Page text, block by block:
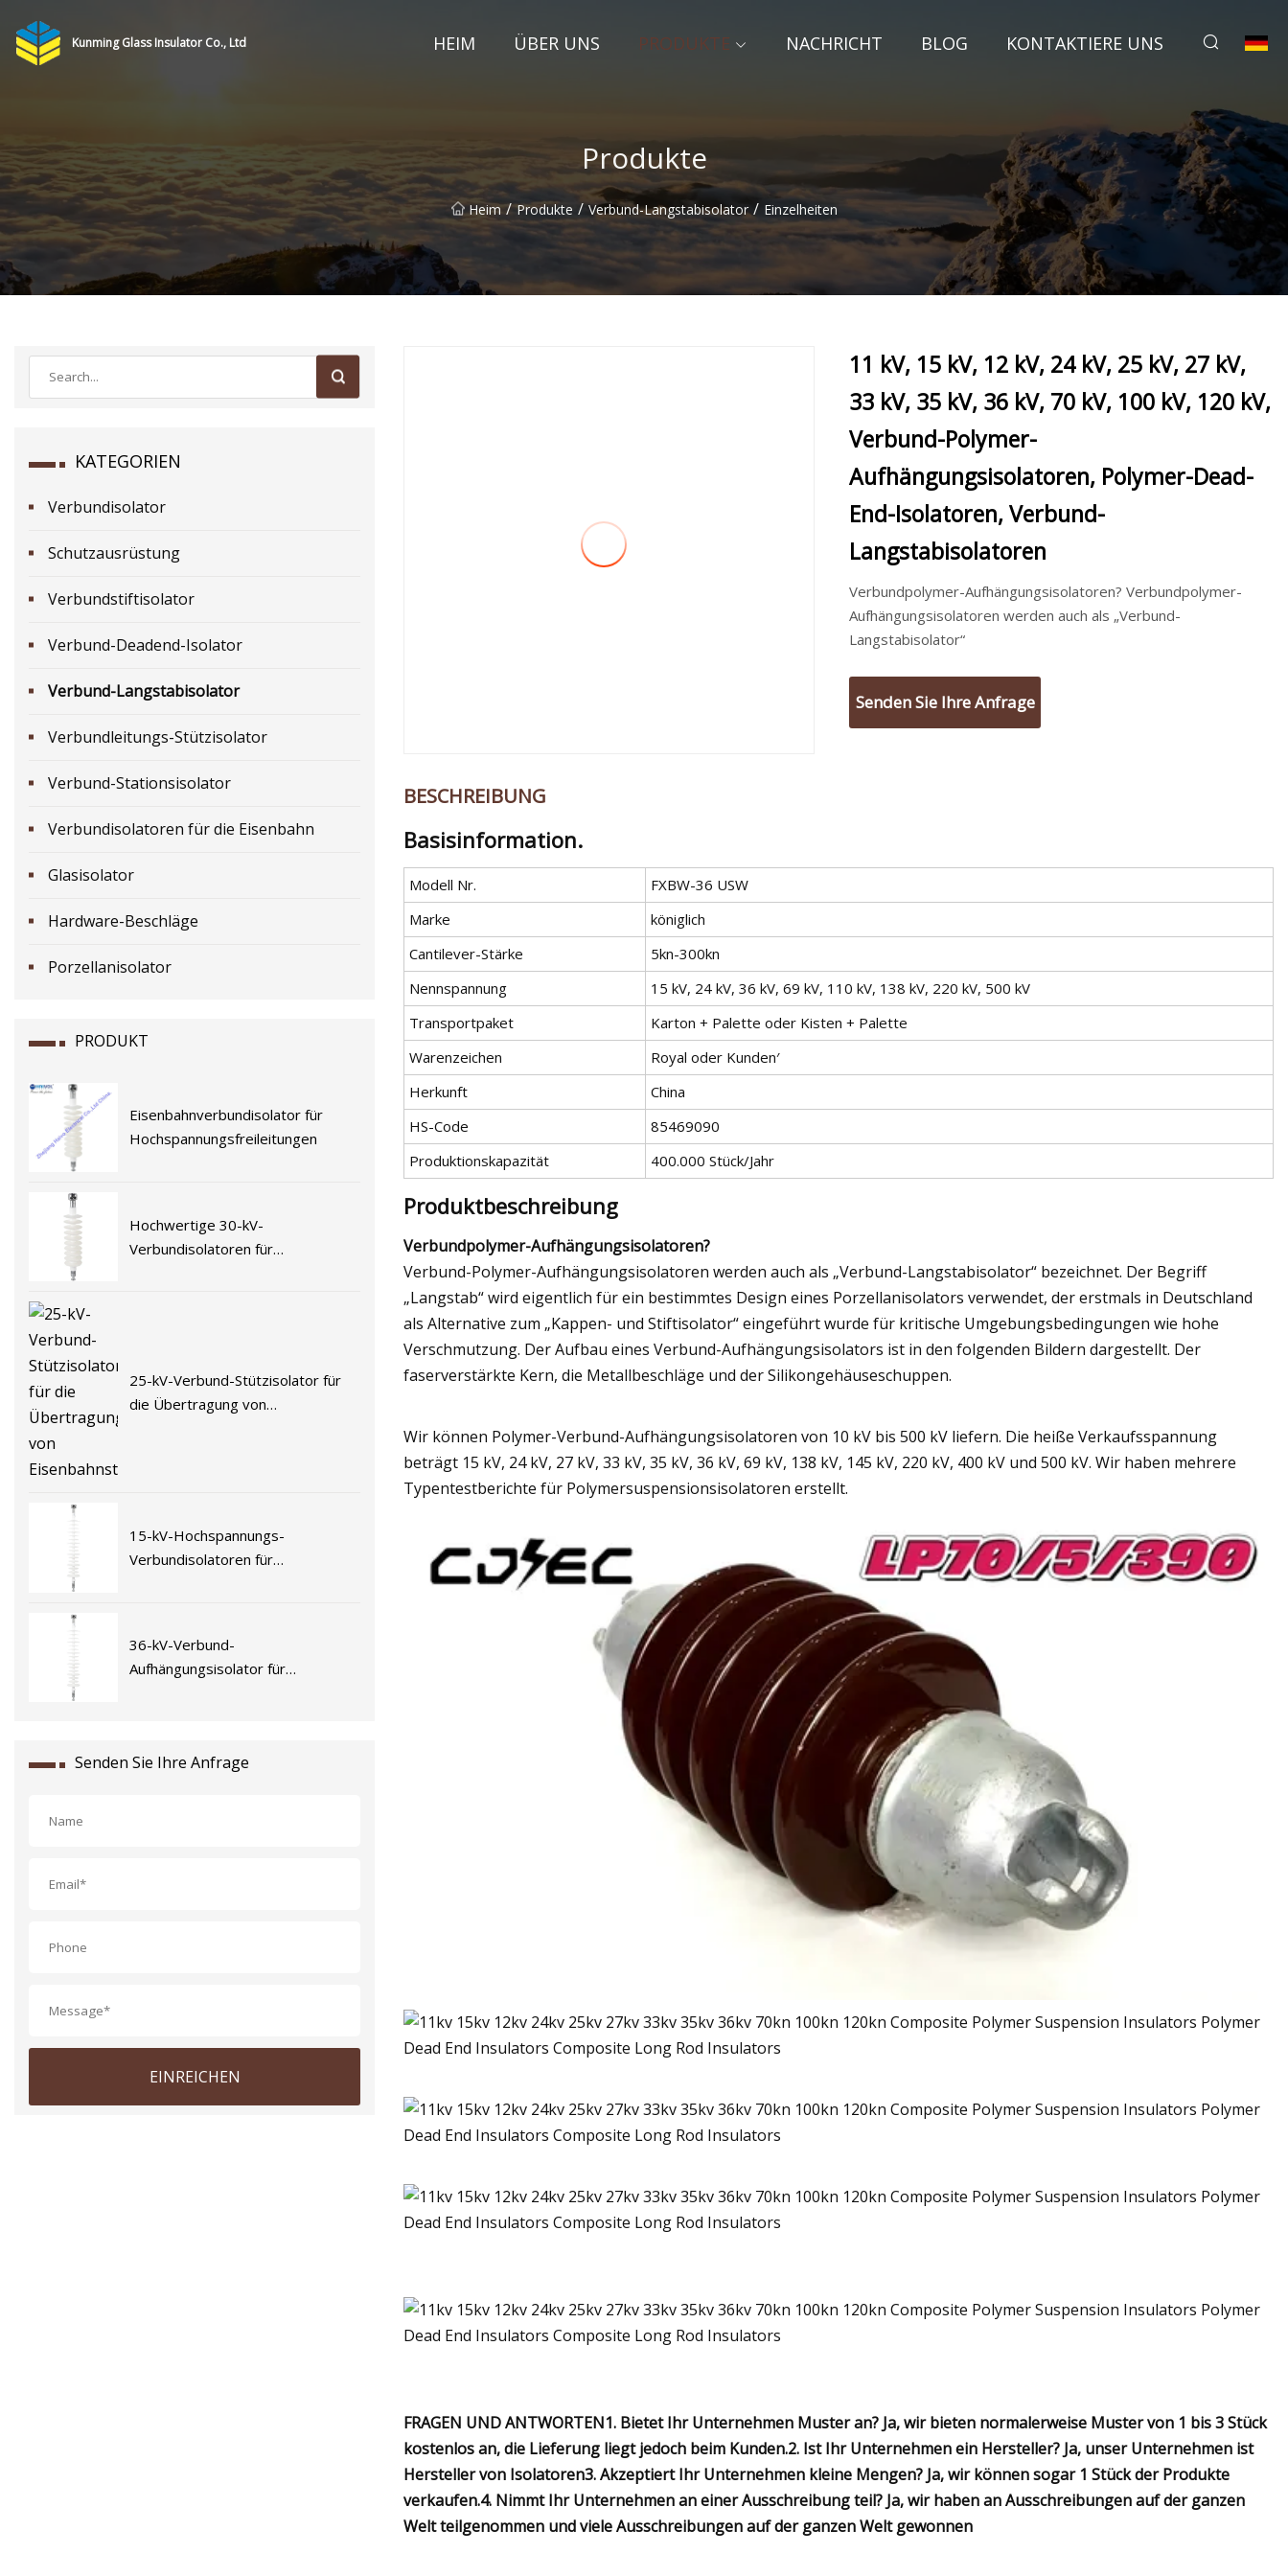
Kunming Glass Insulator Co., Ltd HEIM ÜBER UNS PRODUKTE NACHRICHT BLOG KONTAKTIERE UNS
Produkte
Heim / Produkte / Verbund-Langstabisolator / Einzelheiten
KATEGORIEN
Verbundisolator
Schutzausrüstung
Verbundstiftisolator
Verbund-Deadend-Isolator
Verbund-Langstabisolator
Verbundleitungs-Stützisolator
Verbund-Stationsisolator
Verbundisolatoren für die Eisenbahn
Glasisolator
Hardware-Beschläge
Porzellanisolator
PRODUKT
Eisenbahnverbundisolator für
Hochspannungsfreileitungen
Hochwertige 30-kV-
Verbundisolatoren für
25-kV-Verbund-Stützisolator für
die Übertragung von
15-kV-Hochspannungs-
Verbundisolatoren für
36-kV-Verbund-
Aufhängungsisolator für
Senden Sie Ihre Anfrage
EINREICHEN
11 kV, 15 kV, 12 kV, 24 kV, 25 kV, 27 kV,
33 kV, 35 kV, 36 kV, 70 kV, 100 kV, 120 kV,
Verbund-Polymer-
Aufhängungsisolatoren, Polymer-Dead-
End-Isolatoren, Verbund-
Langstabisolatoren
Verbundpolymer-Aufhängungsisolatoren? Verbundpolymer-
Aufhängungsisolatoren werden auch als „Verbund-
Langstabisolator“
Senden Sie Ihre Anfrage
BESCHREIBUNG
Basisinformation.
Modell Nr.
FXBW-36 USW
Marke
königlich
Cantilever-Stärke
5kn-300kn
Nennspannung
15 kV, 24 kV, 36 kV, 69 kV, 110 kV, 138 kV, 220 kV, 500 kV
Transportpaket
Karton + Palette oder Kisten + Palette
Warenzeichen
Royal oder Kunden′
Herkunft
China
HS-Code
85469090
Produktionskapazität
400.000 Stück/Jahr
Produktbeschreibung
Verbundpolymer-Aufhängungsisolatoren?
Verbund-Polymer-Aufhängungsisolatoren werden auch als „Verbund-Langstabisolator“ bezeichnet. Der Begriff
„Langstab“ wird eigentlich für ein bestimmtes Design eines Porzellanisolators verwendet, der erstmals in Deutschland
als Alternative zum „Kappen- und Stiftisolator“ eingeführt wurde für kritische Umgebungsbedingungen wie hohe
Verschmutzung. Der Aufbau eines Verbund-Aufhängungsisolators ist in den folgenden Bildern dargestellt. Der
faserverstärkte Kern, die Metallbeschläge und der Silikongehäuseschuppen.
Wir können Polymer-Verbund-Aufhängungsisolatoren von 10 kV bis 500 kV liefern. Die heiße Verkaufsspannung
beträgt 15 kV, 24 kV, 27 kV, 33 kV, 35 kV, 36 kV, 69 kV, 138 kV, 145 kV, 220 kV, 400 kV und 500 kV. Wir haben mehrere
Typentestberichte für Polymersuspensionsisolatoren erstellt.
FRAGEN UND ANTWORTEN1. Bietet Ihr Unternehmen Muster an? Ja, wir bieten normalerweise Muster von 1 bis 3 Stück
kostenlos an, die Lieferung liegt jedoch beim Kunden.2. Ist Ihr Unternehmen ein Hersteller? Ja, unser Unternehmen ist
Hersteller von Isolatoren3. Akzeptiert Ihr Unternehmen kleine Mengen? Ja, wir können sogar 1 Stück der Produkte
verkaufen.4. Nimmt Ihr Unternehmen an einer Ausschreibung teil? Ja, wir haben an Ausschreibungen auf der ganzen
Welt teilgenommen und viele Ausschreibungen auf der ganzen Welt gewonnen